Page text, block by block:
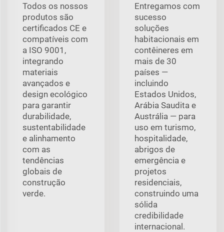
Todos os nossos
produtos são
certificados CE e
compatíveis com
a ISO 9001,
integrando
materiais
avançados e
design ecológico
para garantir
durabilidade,
sustentabilidade
e alinhamento
com as
tendências
globais de
construção
verde.
Entregamos com
sucesso
soluções
habitacionais em
contêineres em
mais de 30
países —
incluindo
Estados Unidos,
Arábia Saudita e
Austrália — para
uso em turismo,
hospitalidade,
abrigos de
emergência e
projetos
residenciais,
construindo uma
sólida
credibilidade
internacional.